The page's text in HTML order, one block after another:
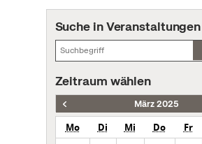
Suche in Veranstaltungen
Zeitraum wählen
März 2025
Mo Di Mi Do Fr